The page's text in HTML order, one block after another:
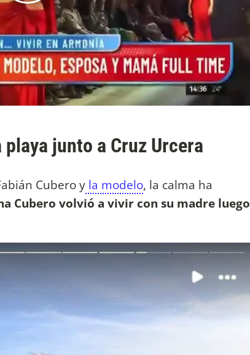
junto a Cruz Urcera
Cubero y la modelo, la calma ha
Cubero volvió a vivir con su madre luego